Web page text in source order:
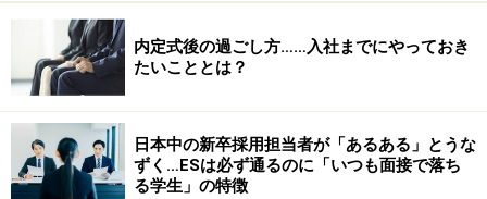
次に、「卒業後やってみたいこと」の周りの8つのマス
に、自由に思いつく「やりたいこと」を書こう。無理に
仕事内容を書こうとしなくていい。「海の近くで暮らし
たい」「大企業で安定したい」「自由に働きたい」な
内定式後の過ごし方……入社までにやっておき
たいこととは？
日本中の新卒採用担当者が「あるある」とうな
ずく…ESは必ず通るのに「いつも面接で落ち
る学生」の特徴